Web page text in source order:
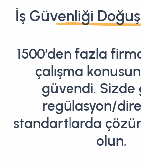
İş Güvenliği
1500’den fazla
çalışma
güvendi. Sizde
regülasyon/
standartlarda
olun.